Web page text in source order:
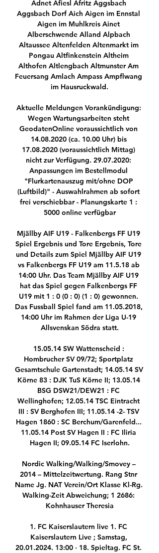
Adnet Afiesl Afritz Aggsbach
Aggsbach Dorf Aich Aigen im Ennstal
Aigen im Muhlkreis Ainet
Alberschwende Alland Alpbach
Altaussee Altenfelden Altenmarkt im
Pongau Altfinkenstein Altheim
Althofen Altlengbach Altmunster Am
Feuersang Amlach Ampass Ampflwang
im Hausruckwald.
Aktuelle Meldungen Vorankündigung:
Wegen Wartungsarbeiten steht
GeodatenOnline voraussichtlich von
14.08.2020 (ca. 10.00 Uhr) bis
17.08.2020 (voraussichtlich Mittag)
nicht zur Verfügung. 29.07.2020:
Anpassungen im Bestellmodul
"Flurkartenauszug mit/ohne DOP
(Luftbild)" - Auswahlrahmen ab sofort
frei verschiebbar - Planungskarte 1 :
5000 online verfügbar
Mjällby AIF U19 - Falkenbergs FF U19
Spiel Ergebnis und Tore Ergebnis, Tore
und Details zum Spiel Mjällby AIF U19
vs Falkenbergs FF U19 am 11.5.18 ab
14:00 Uhr. Das Team Mjällby AIF U19
hat das Spiel gegen Falkenbergs FF
U19 mit 1 : 0 (0 : 0) (1 : 0) gewonnen.
Das Fussball Spiel fand am 11.05.2018,
14:00 Uhr im Rahmen der Liga U-19
Allsvenskan Södra statt.
15.05.14 SW Wattenscheid :
Hombrucher SV 09/72; Sportplatz
Gesamtschule Gartenstadt; 14.05.14 SV
Körne 83 : DJK TuS Körne II; 13.05.14
BSG DSW21/DEW21 : FC
Wellinghofen; 12.05.14 TSC Eintracht
III : SV Berghofen III; 11.05.14 -2- TSV
Hagen 1860 : SC Berchum/Garenfeld...
11.05.14 Post SV Hagen II : FC Iliria
Hagen II; 09.05.14 FC Iserlohn.
Nordic Walking/Walking/Smovey –
2014 – Mittelzeitwertung. Rang Stnr
Name Jg. NAT Verein/Ort Klasse Kl-Rg.
Walking-Zeit Abweichung; 1 2686:
Kohnhauser Theresia
1. FC Kaiserslautern live 1. FC
Kaiserslautern Live ; Samstag,
20.01.2024. 13:00 · 18. Spieltag. FC St.